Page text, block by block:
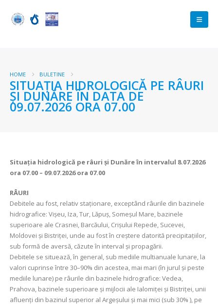
HOME BULETINE
SITUAȚIA HIDROLOGICĂ PE RÂURI
ȘI DUNĂRE ÎN DATA DE
09.07.2026 ORA 07.00
Situația hidrologică pe râuri și Dunăre în intervalul 8.07.2026
ora 07.00 – 09.07.2026 ora 07.00
RÂURI
Debitele au fost, relativ staționare, exceptând râurile din bazinele
hidrografice: Vișeu, Iza, Tur, Lăpuș, Someșul Mare, bazinele
superioare ale Crasnei, Barcăului, Crișului Repede, Sucevei,
Moldovei și Bistriței, unde au fost în creștere datorită precipitațiilor,
sub formă de aversă, căzute în interval și propagării.
Debitele se situează, în general, sub mediile multianuale lunare, la
valori cuprinse între 30–90% din acestea, mai mari (în jurul și peste
mediile lunare) pe râurile din bazinele hidrografice: Vedea,
Prahova, bazinele superioare și mijlocii ale Ialomiței și Bistriței, unii
afluenți din bazinul superior al Argeșului și mai mici (sub 30% ), pe